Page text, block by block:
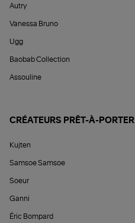
Autry
Vanessa Bruno
Ugg
Baobab Collection
Assouline
CRÉATEURS PRÊT-À-PORTER
Kujten
Samsoe Samsoe
Soeur
Ganni
Éric Bompard